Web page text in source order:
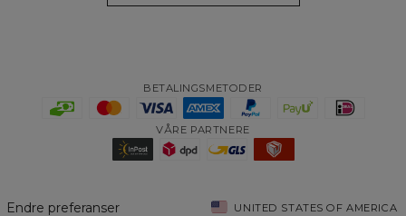
BETALINGSMETODER
VÅRE PARTNERE
Endre preferanser UNITED STATES OF AMERICA